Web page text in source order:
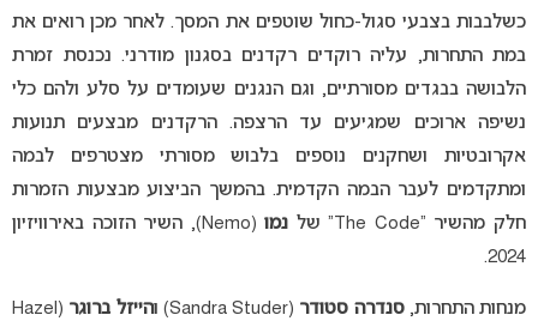
כשלבבות בצבעי סגול-כחול שוטפים את המסך. לאחר מכן רואים את
במת התחרות, עליה רוקדים רקדנים בסגנון מודרני. נכנסת זמרת
הלבושה בבגדים מסורתיים, וגם הנגנים שעומדים על סלע ולהם כלי
נשיפה ארוכים שמגיעים עד הרצפה. הרקדנים מבצעים תנועות
אקרובטיות ושחקנים נוספים בלבוש מסורתי מצטרפים לבמה
ומתקדמים לעבר הבמה הקדמית. בהמשך הביצוע מבצעות הזמרות
חלק מהשיר “The Code” של
נמו
(Nemo), השיר הזוכה באירוויזיון
2024.
מנחות התחרות,סנדרה סטודר (Sandra Studer) ו הייזל ברוגר
(Hazel